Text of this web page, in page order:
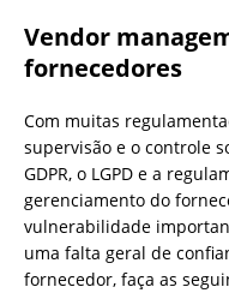
Vendor
fornecedores
Com muitas
supervisão e o controle
GDPR, o LGPD e a
gerenciamento do
vulnerabilidade
uma falta geral de
fornecedor, faça as